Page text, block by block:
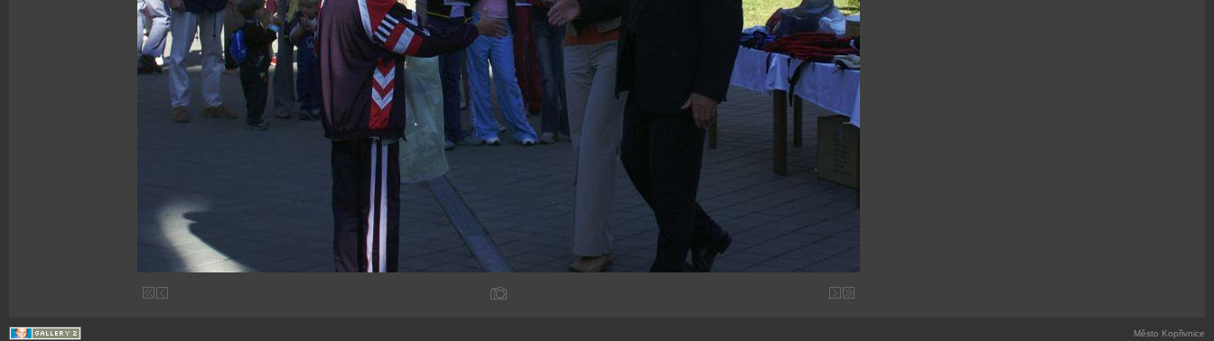
Město Kopřivnice